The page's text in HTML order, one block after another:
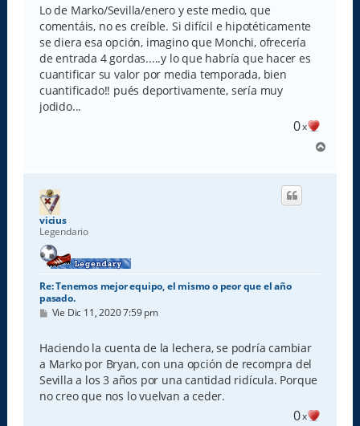
s
a
j
e
Lo de Marko/Sevilla/enero y este medio, que
comentáis, no es creíble. Si difícil e hipotéticamente
se diera esa opción, imagino que Monchi, ofrecería
de entrada 4 gordas.....y lo que habría que hacer es
cuantificar su valor por media temporada, bien
cuantificado!! pués deportivamente, sería muy
jodido...
0x
r
vicius
Legendario
Re: Tenemos mejor equipo, el mismo o peor que el año
pasado.
M
s
a
j
e
Vie Dic 11, 2020 7:59 pm
Haciendo la cuenta de la lechera, se podría cambiar
a Marko por Bryan, con una opción de recompra del
Sevilla a los 3 años por una cantidad ridícula. Porque
no creo que nos lo vuelvan a ceder.
0x